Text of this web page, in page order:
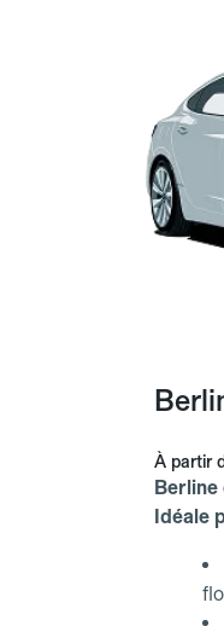
À partir
Berline
Idéale